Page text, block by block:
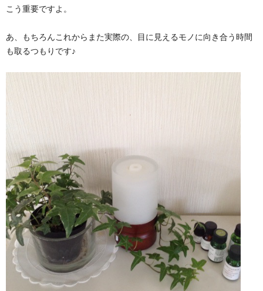
こう重要ですよ。
あ、もちろんこれからまた実際の、目に見えるモノに向き合う時間
も取るつもりです♪